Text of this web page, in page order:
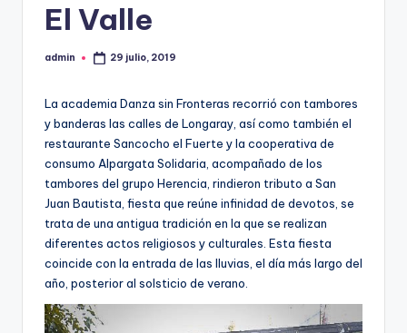
El Valle
Publicado
admin 29 julio, 2019
La academia Danza sin Fronteras recorrió con tambores
y banderas las calles de Longaray, así como también el
restaurante Sancocho el Fuerte y la cooperativa de
consumo Alpargata Solidaria, acompañado de los
tambores del grupo Herencia, rindieron tributo a San
Juan Bautista, fiesta que reúne infinidad de devotos, se
trata de una antigua tradición en la que se realizan
diferentes actos religiosos y culturales. Esta fiesta
coincide con la entrada de las lluvias, el día más largo del
año, posterior al solsticio de verano.